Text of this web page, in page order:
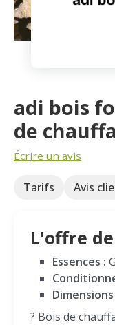
ESPACE PRO
adi bois
de
Écrire un avis
Tarifs Avis
L'offre
Essences :
Dimensions
? Bois de